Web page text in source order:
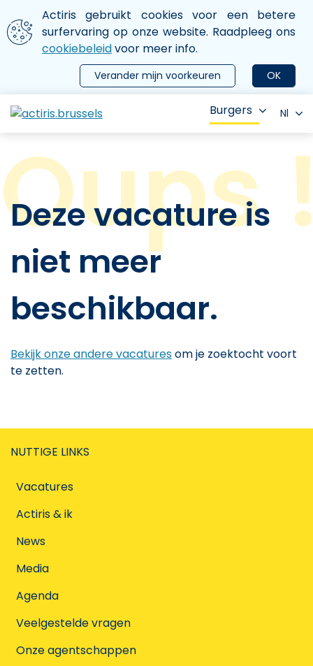
Aller au contenu principal
We gebruiken cookies
Actiris gebruikt cookies voor een betere
surfervaring op onze website. Raadpleeg ons
cookiebeleidvoor meer info.
OK
Verander mijn voorkeuren
le menu
Burgers Nl
Deze vacature is
niet meer
beschikbaar.
Bekijk onze andere vacaturesom je zoektocht voort
te zetten.
NUTTIGE LINKS
Vacatures
Actiris & ik
News
Media
Agenda
Veelgestelde vragen
Onze agentschappen